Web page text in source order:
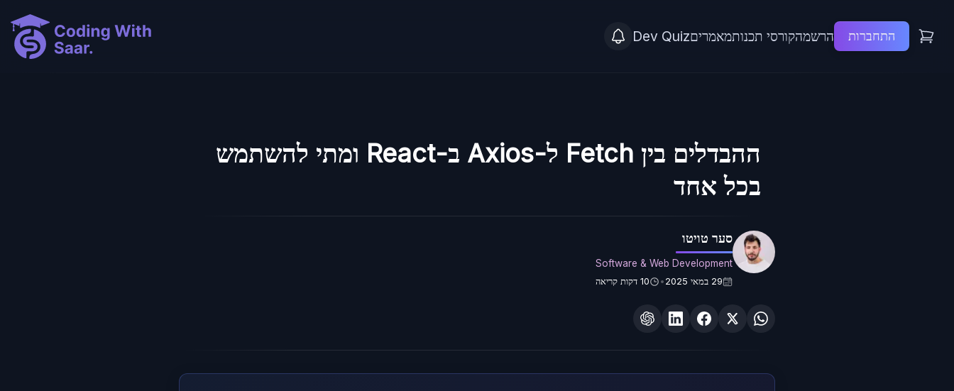
התחברות הרשמהקורסי תכנותמאמריםDev Quiz
ההבדלים בין Fetch ל-Axios ב-React ומתי להשתמש
בכל אחד
סער טויטו
Software & Web Development
29 במאי 2025 •
10 דקות קריאה